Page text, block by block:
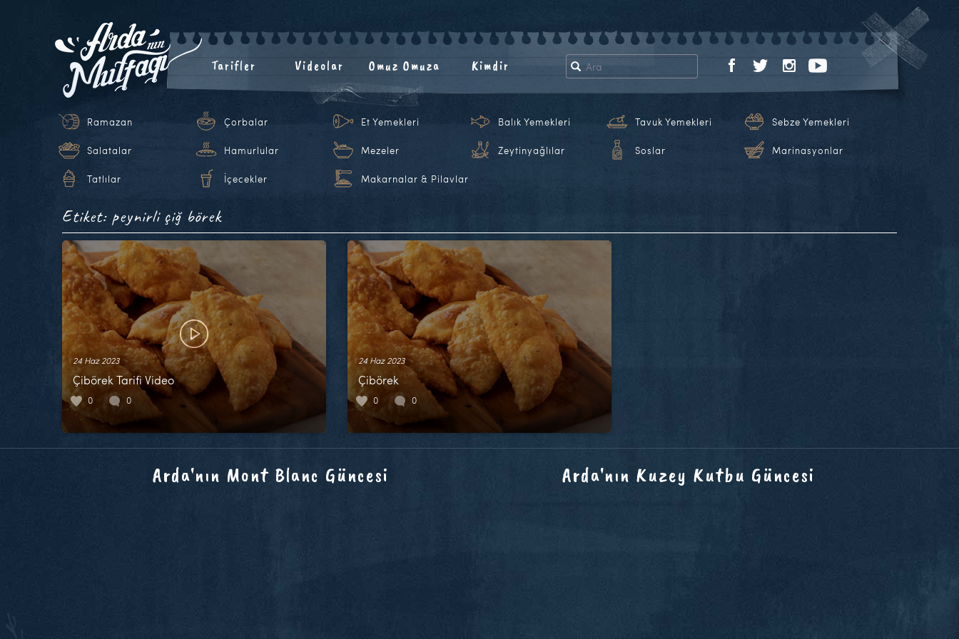
Tarifler Videolar Omuz Omuza Kimdir
Ramazan Çorbalar Et Yemekleri Balık Yemekleri Tavuk Yemekleri Sebze Yemekleri
Salatalar Hamurlular Mezeler Zeytinyağlılar Soslar Marinasyonlar
Tatlılar İçecekler Makarnalar & Pilavlar
Etiket: peynirli çiğ börek
24 Haz 2023
Çibörek Tarifi Video
0 0
24 Haz 2023
Çibörek
0 0
Arda'nın Mont Blanc Güncesi Arda'nın Kuzey Kutbu Güncesi